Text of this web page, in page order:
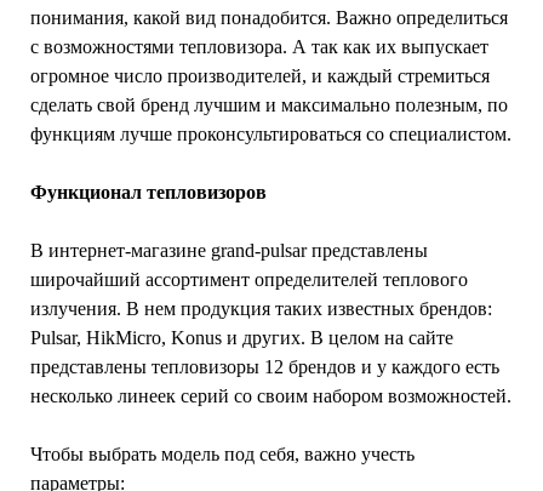
понимания, какой вид понадобится. Важно определиться
с возможностями тепловизора. А так как их выпускает
огромное число производителей, и каждый стремиться
сделать свой бренд лучшим и максимально полезным, по
функциям лучше проконсультироваться со специалистом.
Функционал тепловизоров
В интернет-магазине grand-pulsar представлены
широчайший ассортимент определителей теплового
излучения. В нем продукция таких известных брендов:
Pulsar, HikMicro, Konus и других. В целом на сайте
представлены тепловизоры 12 брендов и у каждого есть
несколько линеек серий со своим набором возможностей.
Чтобы выбрать модель под себя, важно учесть
параметры: